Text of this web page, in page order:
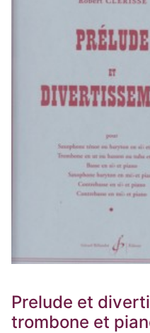
Prelude et
trombone et